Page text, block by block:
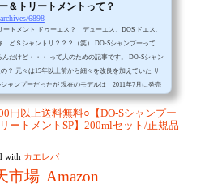
＆トリートメントって？
6898
ートメント ドゥーエス？ デューエス、DOS ドエス、
どＳシャントリ？？？（笑） DO-Sシャンプーって
だけど・・・ って人のための記事です。 DO-Sシャン
？ 元々は15年以上前から細々を改良を加えていた サ
ャンプーだったが 現在のモデルは 2011年7月に発売
円以上送料無料○【DO-Sシャンプー
ートメントSP】200mlセット/正規品
with カエレバ
市場 Amazon